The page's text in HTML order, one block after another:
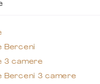
Berceni
3 camere
Berceni 3 camere